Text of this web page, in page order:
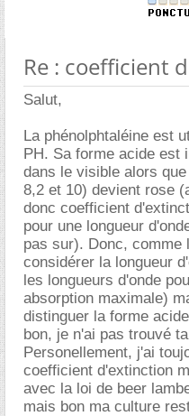
Re : coefficient
Salut,
La phénolphtaléine est
PH. Sa forme acide est
dans le visible alors
8,2 et 10) devient rose
donc coefficient
pour une longueur
pas sur). Donc, comme
considérer la longueur
les longueurs d'onde
absorption maximale)
distinguer la forme
bon, je n'ai pas trouvé
Personellement, j'ai
coefficient d'extinction
avec la loi de beer
mais bon ma culture